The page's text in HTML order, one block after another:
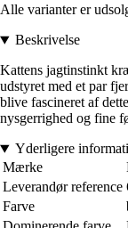
Alle varianter er
Beskrivelse
Kattens jagtinstinkt
udstyret med et par
blive fascineret af
nysgerrighed og fine
Yderligere
Mærke
Leverandør reference
Farve